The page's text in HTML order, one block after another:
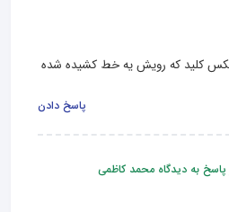
کلید که رویش یه خط کشیده شده
پاسخ دادن
پاسخ به دیدگاه محمد کاظمی